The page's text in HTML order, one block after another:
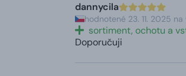
dannycila
hodnotené 23. 11. 2025
sortiment, ochotu a
Doporučuji